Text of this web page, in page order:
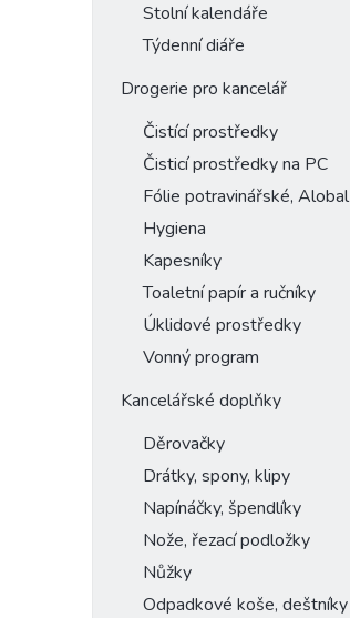
Stolní kalendáře
Týdenní diáře
Drogerie pro kancelář
Čistící prostředky
Čisticí prostředky na PC
Fólie potravinářské, Alobal
Hygiena
Kapesníky
Toaletní papír a ručníky
Úklidové prostředky
Vonný program
Kancelářské doplňky
Děrovačky
Drátky, spony, klipy
Napínáčky, špendlíky
Nože, řezací podložky
Nůžky
Odpadkové koše, deštníky